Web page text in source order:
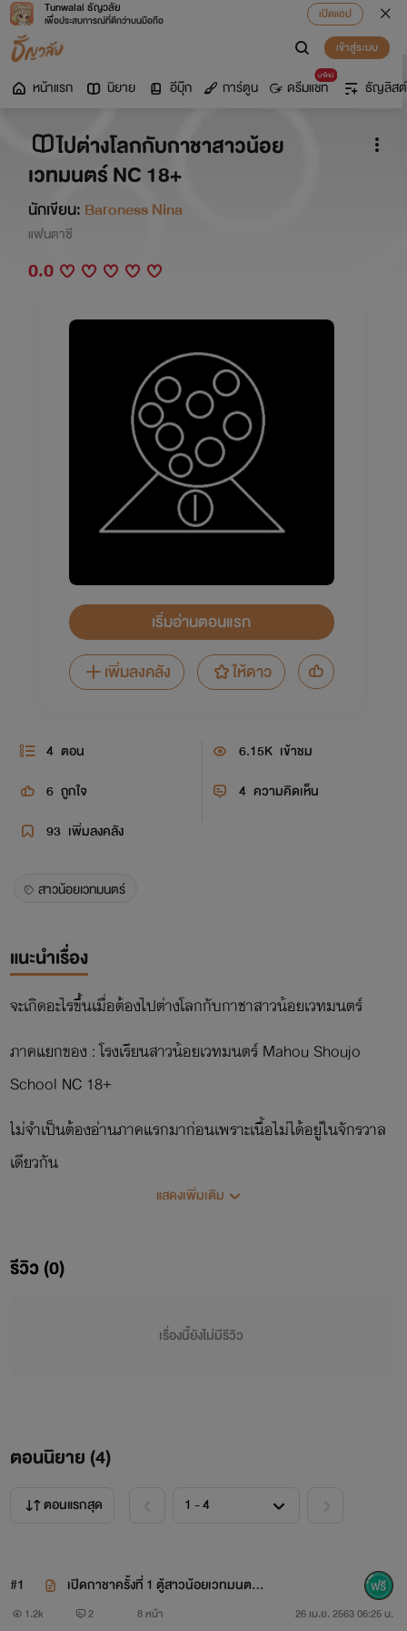
Tunwalai ธัญวลัย
เพื่อประสบการณ์ที่ดีกว่าบนมือถือ
เปิดแอป
เข้าสู่ระบบ
หน้าแรก นิยาย อีบุ๊ก การ์ตูน
มาใหม่
ดรีมแชท ธัญลิสต์
ไปต่างโลกกับกาชาสาวน้อย
เวทมนตร์ NC 18+
นักเขียน: Baroness Nina
แฟนตาซี
0.0
เริ่มอ่านตอนแรก
เพิ่มลงคลัง
ให้ดาว
4 ตอน 6.15K เข้าชม
6 ถูกใจ 4 ความคิดเห็น
93 เพิ่มลงคลัง
สาวน้อยเวทมนตร์
แนะนำเรื่อง
จะเกิดอะไรขึ้นเมื่อต้องไปต่างโลกกับกาชาสาวน้อยเวทมนตร์
ภาคแยกของ : โรงเรียนสาวน้อยเวทมนตร์ Mahou Shoujo
School NC 18+
ไม่จำเป็นต้องอ่านภาคแรกมาก่อนเพราะเนื้อไม่ได้อยู่ในจักรวาล
เดียวกัน
แสดงเพิ่มเติม
รีวิว (0)
เรื่องนี้ยังไม่มีรีวิว
ตอนนิยาย (4)
ตอนแรกสุด
#1
เปิดกาชาครั้งที่ 1 ตู้สาวน้อยเวทมนตร์ห้
อง A NC 18+
1.2k 2 8 หน้า 26 เม.ย. 2563 06:25 น.